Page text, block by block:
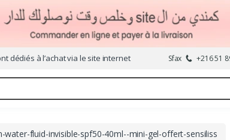
dédiés à l’achat via le site internet Sfax +216 51
water-fluid-invisible-spf50-40ml--mini-gel-offert-sensiliss